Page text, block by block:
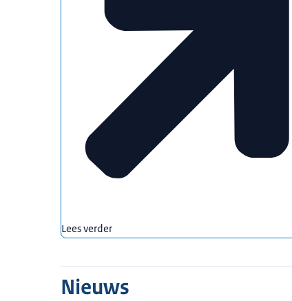
Lees verder
Nieuws